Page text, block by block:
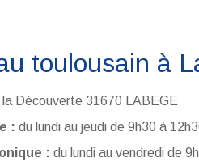
toulousain à
la Découverte 31670 LABEGE
: du lundi au jeudi de 9h30 à
: du lundi au vendredi de